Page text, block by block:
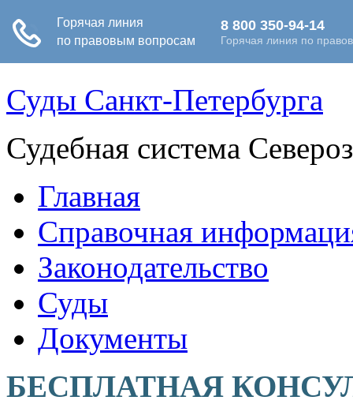
Суды Санкт-Петербурга
Судебная система
Главная
Справочная
Законодательство
Суды
Документы
БЕСПЛАТНАЯ